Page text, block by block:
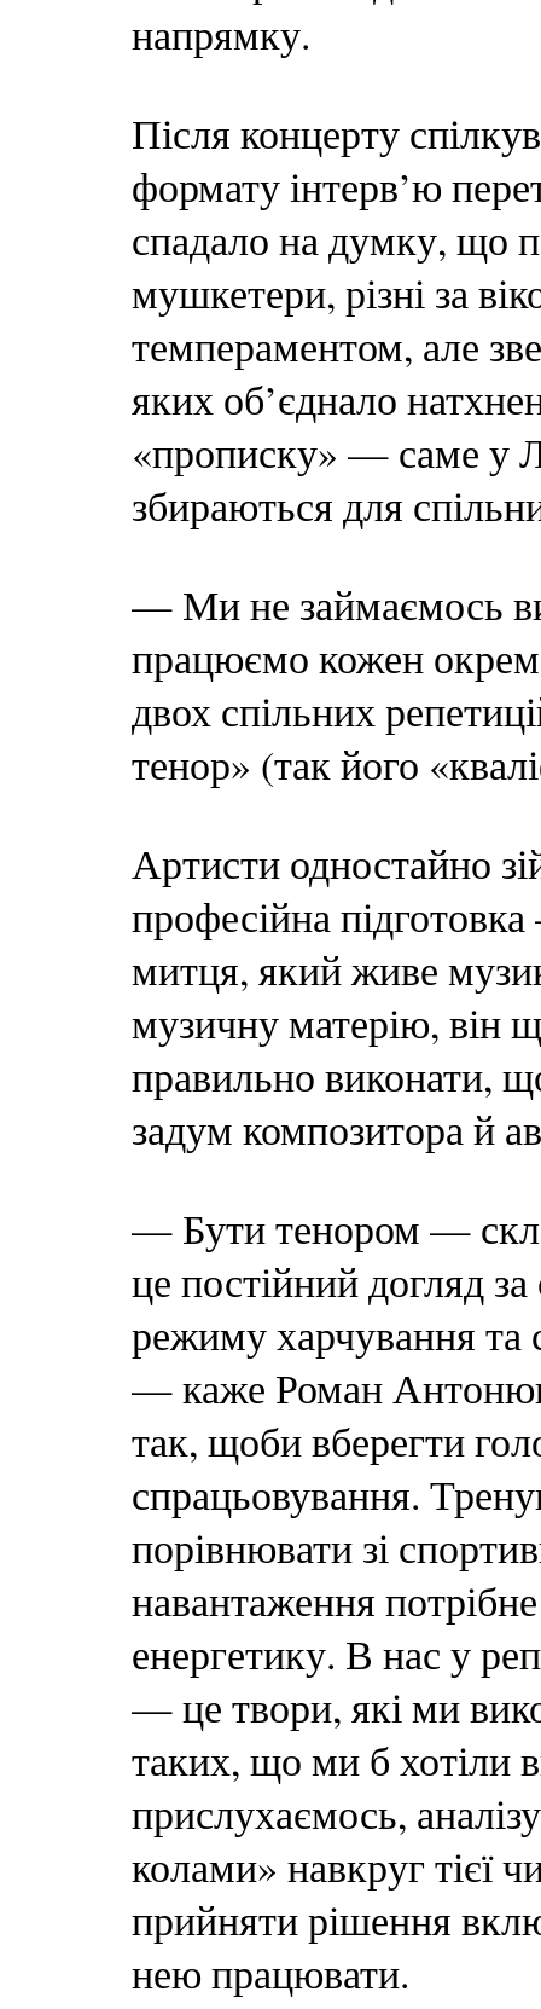
напрямку.
Після концерту
формату інтерв’ю
спадало на думку, що
мушкетери, різні за
темпераментом, але
яких об’єднало
«прописку» — саме у
збираються для
— Ми не займаємось
працюємо кожен
двох спільних
тенор» (так його
Артисти одностайно
професійна
митця, який живе
музичну матерію, він
правильно виконати,
задум композитора й
— Бути тенором —
це постійний догляд
режиму харчування та
— каже Роман
так, щоби вберегти
спрацьовування.
порівнювати зі
навантаження
енергетику. В нас у
— це твори, які ми
таких, що ми б хотіли
прислухаємось,
колами» навкруг тієї
прийняти рішення
нею працювати.